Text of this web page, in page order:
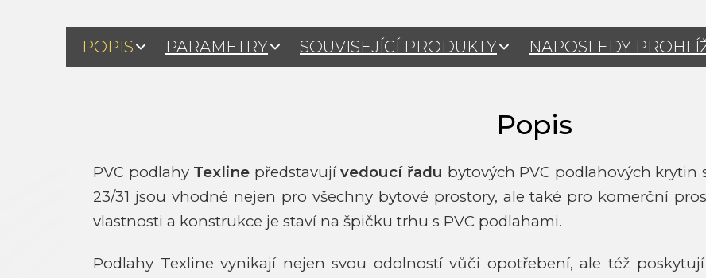
POPIS PARAMETRY SOUVISEJÍCÍ PRODUKTY NAPOSLEDY
PVC podlahy Texline představujívedoucí řadu bytových PVC podlahových
23/31 jsou vhodné nejen pro všechny bytové prostory, ale také pro komerční
vlastnosti a konstrukce je staví na špičku trhu s PVC podlahami.
Podlahy Texline vynikají nejen svou odolností vůči opotřebení, ale též